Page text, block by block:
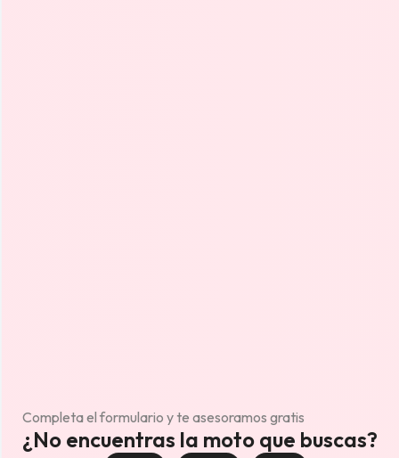
Completa el formulario y te asesoramos gratis
¿No encuentras la moto que buscas?